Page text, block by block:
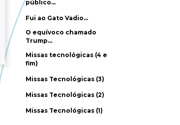
público…
Fui ao Gato Vadio…
O equívoco chamado
Trump…
Missas tecnológicas (4 e
fim)
Missas Tecnológicas (3)
Missas Tecnológicas (2)
Missas Tecnológicas (1)